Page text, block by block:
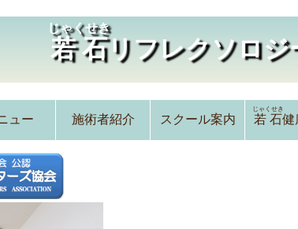
若石
じゃくせき
リフレクソロ
ュー 施術者紹介 スクール案内 若石
じゃくせき
健